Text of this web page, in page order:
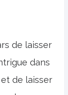
de laisser
dans
de laisser